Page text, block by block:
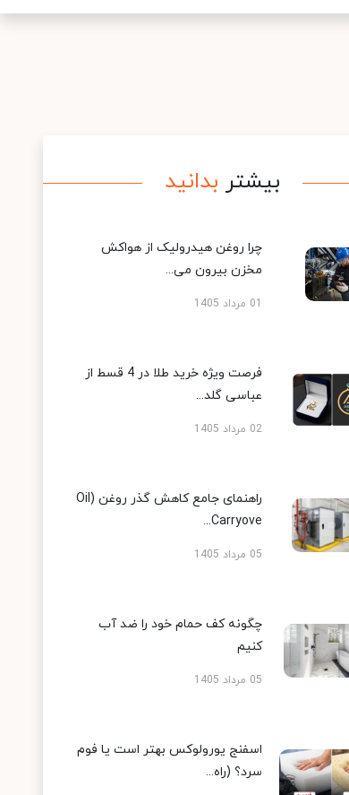
بیشتر بدانید
چرا روغن هیدرولیک از هواکش
مخزن بیرون می...
01 مرداد 1405
فرصت ویژه خرید طلا در 4 قسط از
عباسی گلد...
02 مرداد 1405
راهنمای جامع کاهش گذر روغن (Oil
Carryove...
05 مرداد 1405
چگونه کف حمام خود را ضد آب
کنیم
05 مرداد 1405
اسفنج یورولوکس بهتر است یا فوم
سرد؟ (راه...